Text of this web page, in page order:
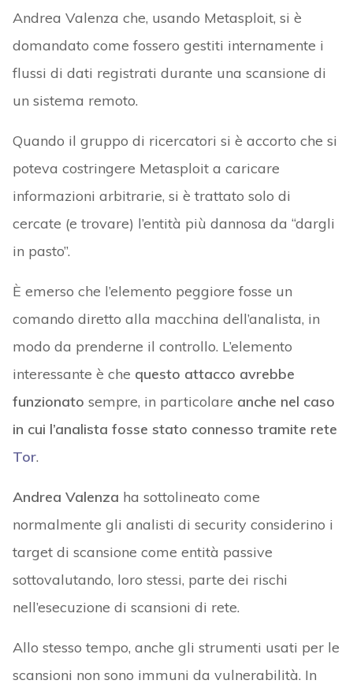
Andrea Valenza che, usando Metasploit, si è
domandato come fossero gestiti internamente i
flussi di dati registrati durante una scansione di
un sistema remoto.
Quando il gruppo di ricercatori si è accorto che si
poteva costringere Metasploit a caricare
informazioni arbitrarie, si è trattato solo di
cercate (e trovare) l’entità più dannosa da “dargli
in pasto”.
È emerso che l’elemento peggiore fosse un
comando diretto alla macchina dell’analista, in
modo da prenderne il controllo. L’elemento
interessante è che questo attacco avrebbe
funzionato sempre, in particolare anche nel caso
in cui l’analista fosse stato connesso tramite rete
Tor.
Andrea Valenza ha sottolineato come
normalmente gli analisti di security considerino i
target di scansione come entità passive
sottovalutando, loro stessi, parte dei rischi
nell’esecuzione di scansioni di rete.
Allo stesso tempo, anche gli strumenti usati per le
scansioni non sono immuni da vulnerabilità. In